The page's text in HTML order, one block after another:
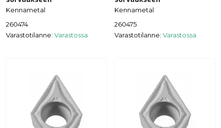
Kennametal
260474
Varastotilanne: Varastossa
Kennametal
260475
Varastotilanne: Varastossa